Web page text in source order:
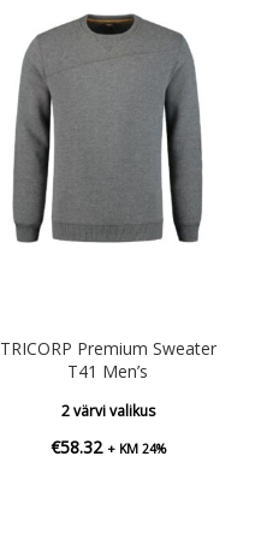
TRICORP Premium Sweater
T41 Men’s
2 värvi valikus
€58.32 + KM 24%